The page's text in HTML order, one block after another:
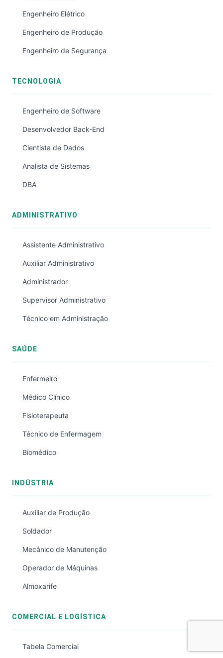
Engenheiro Elétrico
Engenheiro de Produção
Engenheiro de Segurança
TECNOLOGIA
Engenheiro de Software
Desenvolvedor Back-End
Cientista de Dados
Analista de Sistemas
DBA
ADMINISTRATIVO
Assistente Administrativo
Auxiliar Administrativo
Administrador
Supervisor Administrativo
Técnico em Administração
SAÚDE
Enfermeiro
Médico Clínico
Fisioterapeuta
Técnico de Enfermagem
Biomédico
INDÚSTRIA
Auxiliar de Produção
Soldador
Mecânico de Manutenção
Operador de Máquinas
Almoxarife
COMERCIAL E LOGÍSTICA
Tabela Comercial